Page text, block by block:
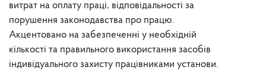
витрат на оплату праці, відповідальності за
порушення законодавства про працю.
Акцентовано на забезпеченні у необхідній
кількості та правильного використання засобів
індивідуального захисту працівниками установи.